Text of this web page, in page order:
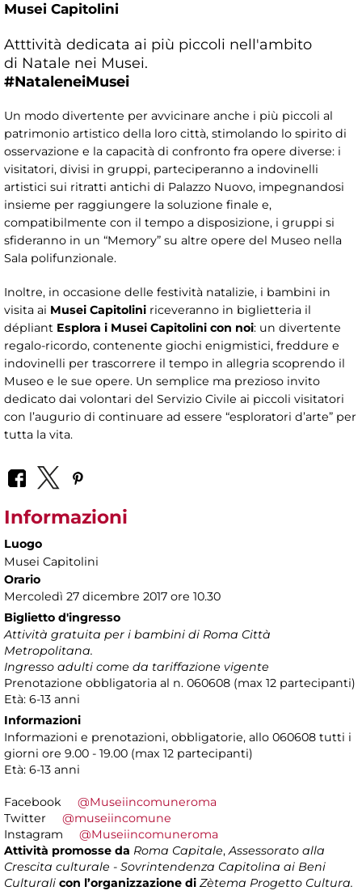
Musei Capitolini
Atttività dedicata ai più piccoli nell'ambito
di Natale nei Musei.
#NataleneiMusei​
Un modo divertente per avvicinare anche i più piccoli al
patrimonio artistico della loro città, stimolando lo spirito di
osservazione e la capacità di confronto fra opere diverse: i
visitatori, divisi in gruppi, parteciperanno a indovinelli
artistici sui ritratti antichi di Palazzo Nuovo, impegnandosi
insieme per raggiungere la soluzione finale e,
compatibilmente con il tempo a disposizione, i gruppi si
sfideranno in un “Memory” su altre opere del Museo nella
Sala polifunzionale.
Inoltre, in occasione delle festività natalizie, i bambini in
visita ai Musei Capitolini riceveranno in biglietteria il
dépliant Esplora i Musei Capitolini con noi: un divertente
regalo-ricordo, contenente giochi enigmistici, freddure e
indovinelli per trascorrere il tempo in allegria scoprendo il
Museo e le sue opere. Un semplice ma prezioso invito
dedicato dai volontari del Servizio Civile ai piccoli visitatori
con l’augurio di continuare ad essere “esploratori d’arte” per
tutta la vita.
Informazioni
Luogo
Musei Capitolini
Orario
Mercoledì 27 dicembre 2017 ore 10.30
Biglietto d'ingresso
Attività gratuita per i bambini di Roma Città
Metropolitana.
Ingresso adulti come da tariffazione vigente
Prenotazione obbligatoria al n. 060608 (max 12 partecipanti)
Età: 6-13 anni
Informazioni
Informazioni e prenotazioni, obbligatorie, allo 060608 tutti i
giorni ore 9.00 - 19.00 (max 12 partecipanti)
Età: 6-13 anni
Facebook @Museiincomuneroma
Twitter @museiincomune
Instagram @Museiincomuneroma
Attività promosse da Roma Capitale,Assessorato alla
Crescita culturale - Sovrintendenza Capitolina ai Beni
Culturali con l’organizzazione di Zètema Progetto Cultura.